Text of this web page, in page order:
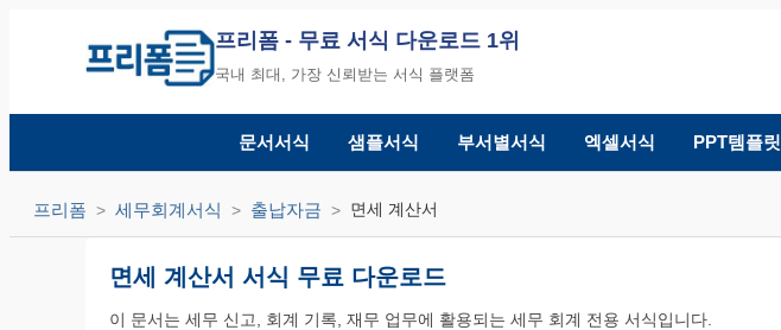
프리폼 - 무료 서식 다운로드 1위
국내 최대, 가장 신뢰받는 서식 플랫폼
문서서식 샘플서식 부서별서식 엑셀서식 PPT템플릿
프리폼 세무회계서식 출납자금 면세 계산서
면세 계산서 서식 무료 다운로드
이 문서는 세무 신고, 회계 기록, 재무 업무에 활용되는 세무 회계 전용 서식입니다.